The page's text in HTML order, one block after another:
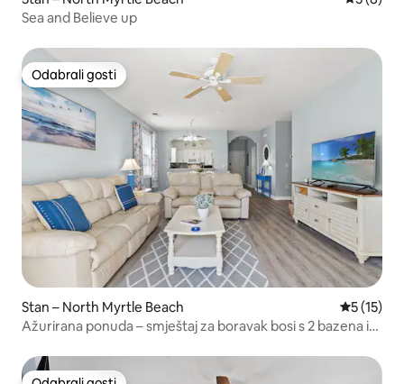
Sea and Believe up
Odabrali gosti
Odabrali gosti
Stan – North Myrtle Beach Prosječna
5 (15)
Ažurirana ponuda – smještaj za boravak bosi s 2 bazena i